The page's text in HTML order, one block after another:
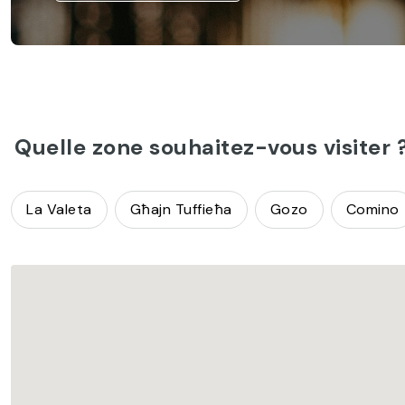
Quelle zone souhaitez-vous visiter
La Valeta Għajn Tuffieħa Gozo Comino